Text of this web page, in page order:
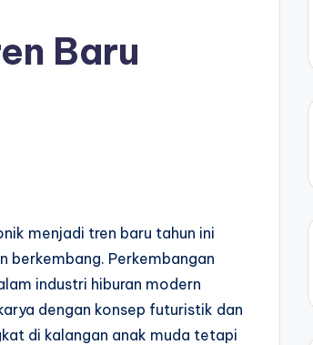
Baru
menjadi tren baru tahun ini
berkembang. Perkembangan
industri hiburan modern
dengan konsep futuristik dan
di kalangan anak muda tetapi